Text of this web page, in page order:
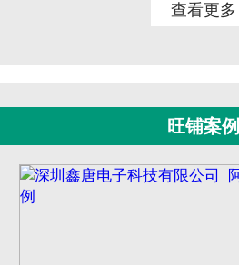
查看更多
旺铺案例